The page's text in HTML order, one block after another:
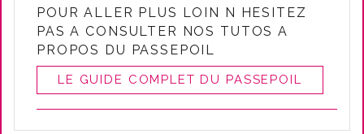
POUR ALLER PLUS LOIN N HESITEZ
PAS A CONSULTER NOS TUTOS A
PROPOS DU PASSEPOIL
LE GUIDE COMPLET DU PASSEPOIL